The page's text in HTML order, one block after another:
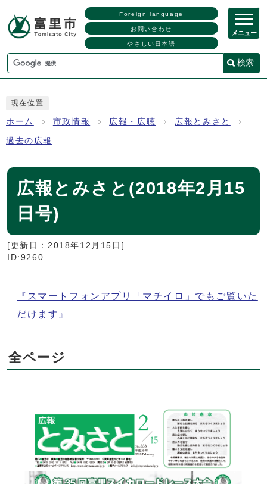
Foreign language
お問い合わせ
やさしい日本語
検索
メニュー
現在位置
ホーム 市政情報 広報・広聴 広報とみさと
過去の広報
広報とみさと(2018年2月15
日号)
[更新日： 2018年12月15日 ]
ID:9260
『スマートフォンアプリ「マチイロ」でもご覧いた
だけます』
全ページ